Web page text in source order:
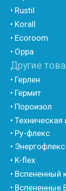
• Ultima
• Дихтунгсбанд
• Уголки
• Евроблок ИзоТехпро
• Евроблок Penoterm
• Евроблок Порилекс